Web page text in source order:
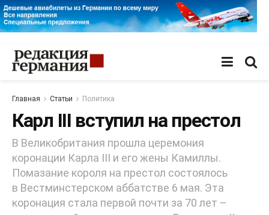
Главная Статьи Политика
Карл III вступил на престол
В Великобритания прошла церемония
коронации Карла III и его жены Камиллы.
Помазание короля на престол состоялось
в Вестминстерском аббатстве 6 мая. Эта
коронация стала первой почти за 70 лет –